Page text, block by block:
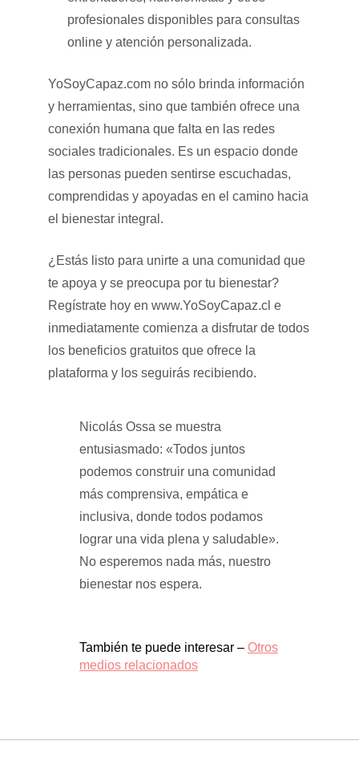
profesionales disponibles para consultas
online y atención personalizada.
YoSoyCapaz.com no sólo brinda información
y herramientas, sino que también ofrece una
conexión humana que falta en las redes
sociales tradicionales. Es un espacio donde
las personas pueden sentirse escuchadas,
comprendidas y apoyadas en el camino hacia
el bienestar integral.
¿Estás listo para unirte a una comunidad que
te apoya y se preocupa por tu bienestar?
Regístrate hoy en www.YoSoyCapaz.cl e
inmediatamente comienza a disfrutar de todos
los beneficios gratuitos que ofrece la
plataforma y los seguirás recibiendo.
Nicolás Ossa se muestra
entusiasmado: «Todos juntos
podemos construir una comunidad
más comprensiva, empática e
inclusiva, donde todos podamos
lograr una vida plena y saludable».
No esperemos nada más, nuestro
bienestar nos espera.
También te puede interesar – Otros
medios relacionados